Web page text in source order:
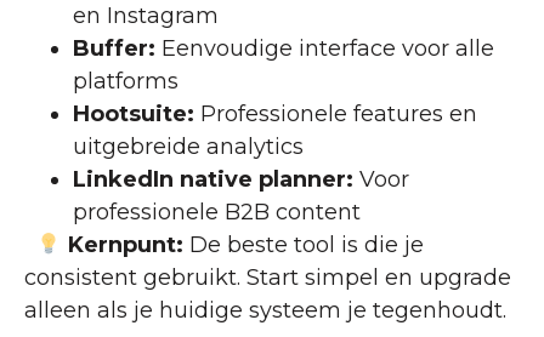
en Instagram
Buffer: Eenvoudige interface voor alle
platforms
Hootsuite: Professionele features en
uitgebreide analytics
LinkedIn native planner: Voor
professionele B2B content
Kernpunt: De beste tool is die je
consistent gebruikt. Start simpel en upgrade
alleen als je huidige systeem je tegenhoudt.